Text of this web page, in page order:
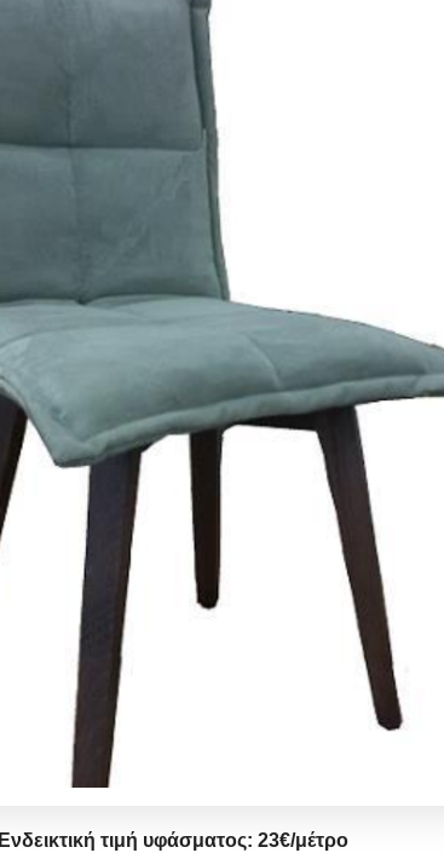
Ενδεικτική τιμή υφάσματος: 23€/μέτρο